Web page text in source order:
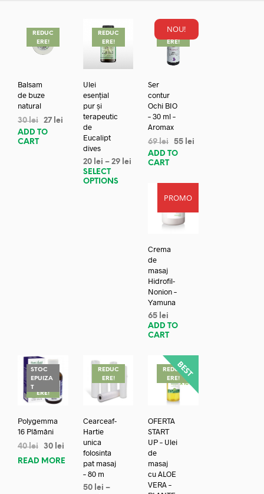
REDUC
ERE!
Balsam
de buze
natural
30lei 27 lei
ADD TO
CART
REDUC
ERE!
Ulei
esențial
pur și
terapeutic
de
Eucalipt
dives
20 lei – 29 lei
SELECT
OPTIONS
NOU!
REDUC
ERE!
Ser
contur
Ochi BIO
– 30 ml –
Aromax
69lei 55 lei
ADD TO
CART
PROMO
Crema
de
masaj
Hidrofil-
Nonion –
Yamuna
65 lei
ADD TO
CART
STOC
EPUIZA
TREDUC
ERE!
Polygemma
16 Plămâni
40lei 30 lei
READ MORE
REDUC
ERE!
Cearceaf-
Hartie
unica
folosinta
pat masaj
– 80 m
50 lei –
REDUC
ERE!
OFERTA
START
UP – Ulei
de
masaj
cu ALOE
VERA –